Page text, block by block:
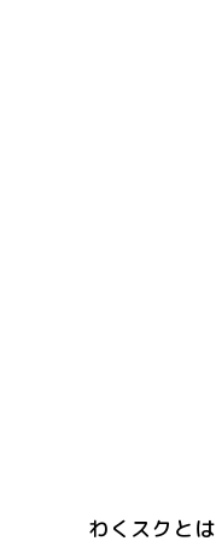
わくスクとは